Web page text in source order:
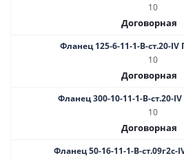
10
Договорная
Фланец 125-6-11-1-В-ст.20-IV
10
Договорная
Фланец 300-10-11-1-В-cт.20-
10
Договорная
Фланец 50-16-11-1-B-ст.09г2с-